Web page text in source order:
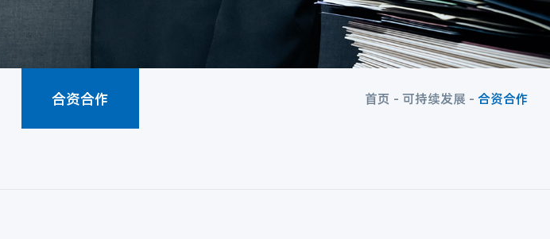
首页 -可持续发展 - 合资合作
合资合作